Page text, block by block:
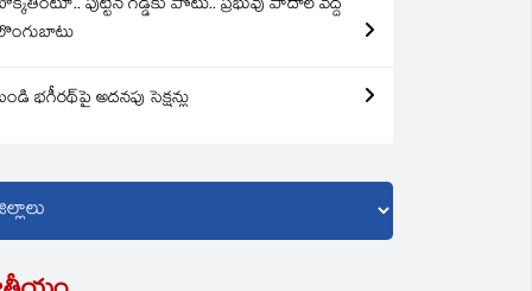
పుట్టిన గడ్డకు పోటు.. ప్రభువు పాదాల వద్ద
భగీరథ్‌పై అదనపు సెక్షన్లు